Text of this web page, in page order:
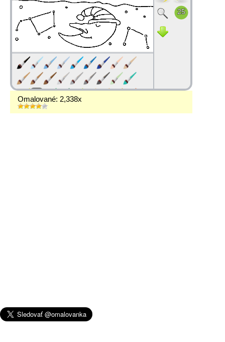
Omalované: 2,338x